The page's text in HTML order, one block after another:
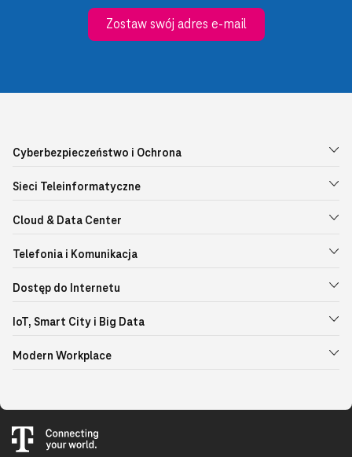
Zostaw swój adres e-mail
Cyberbezpieczeństwo i Ochrona
Sieci Teleinformatyczne
Cloud & Data Center
Telefonia i Komunikacja
Dostęp do Internetu
IoT, Smart City i Big Data
Modern Workplace